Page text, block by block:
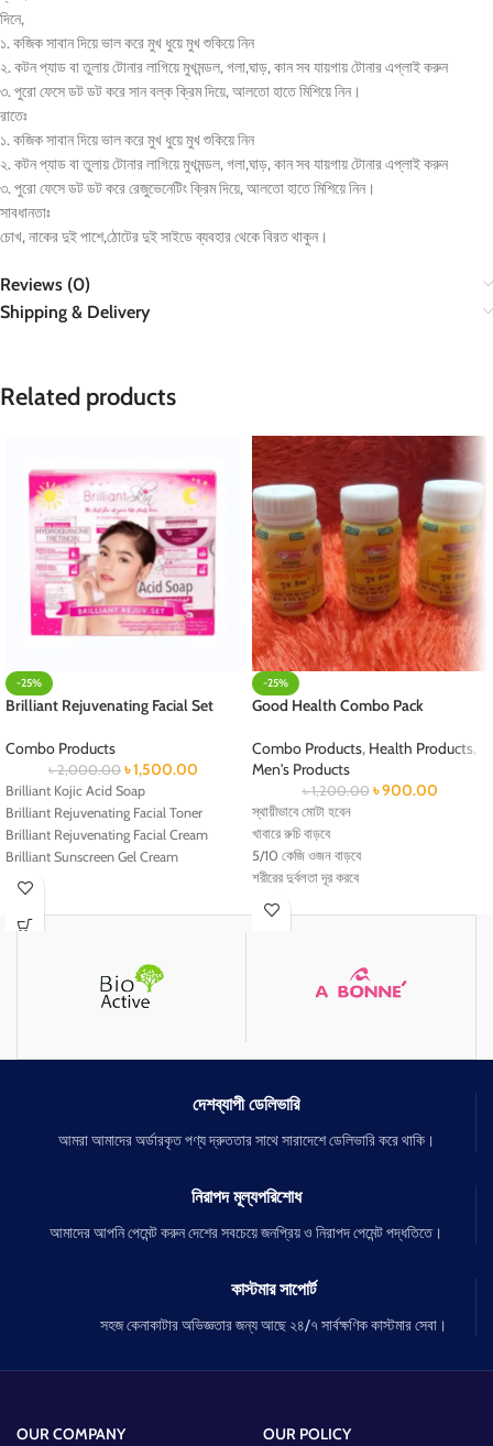
দিনে,
১. কজিক সাবান দিয়ে ভাল করে মুখ ধুয়ে মুখ শুকিয়ে নিন
২. কটন প্যাড বা তুলায় টোনার লাগিয়ে মুখমন্ডল, গলা,ঘাড়, কান সব যায়গায় টোনার এপ্লাই করুন
৩. পুরো ফেসে ডট ডট করে সান বল্ক ক্রিম দিয়ে, আলতো হাতে মিশিয়ে নিন।
রাতেঃ
১. কজিক সাবান দিয়ে ভাল করে মুখ ধুয়ে মুখ শুকিয়ে নিন
২. কটন প্যাড বা তুলায় টোনার লাগিয়ে মুখমন্ডল, গলা,ঘাড়, কান সব যায়গায় টোনার এপ্লাই করুন
৩. পুরো ফেসে ডট ডট করে রেজুভেনেটিং ক্রিম দিয়ে, আলতো হাতে মিশিয়ে নিন।
সাবধানতাঃ
চোখ, নাকের দুই পাশে,ঠোটের দুই সাইডে ব্যবহার থেকে বিরত থাকুন।
Reviews (0)
Shipping & Delivery
Related products
-25%
Brilliant Rejuvenating Facial Set
Combo Products
৳2,000.00 ৳1,500.00
Brilliant Kojic Acid Soap
Brilliant Rejuvenating Facial Toner
Brilliant Rejuvenating Facial Cream
Brilliant Sunscreen Gel Cream
-25%
Good Health Combo Pack
Combo Products, Health Products,
Men's Products
৳1,200.00 ৳900.00
স্থায়ীভাবে মোটা হবেন
খাবারে রুচি বাড়বে
5/10 কেজি ওজন বাড়বে
শরীরের দুর্বলতা দূর করবে
ছেলে এবং মেয়ে উভয় সেবন করতে পারবেন
সম্পূর্ণ সাইড এফেক্ট ছাড়া
FDA approved তাই Side Effecsts এর ভয়
দেশব্যাপী ডেলিভারি
আমরা আমাদের অর্ডারকৃত পণ্য দ্রুততার সাথে সারাদেশে ডেলিভারি করে থাকি।
নিরাপদ মূল্যপরিশোধ
আমাদের আপনি পেমেন্ট করুন দেশের সবচেয়ে জনপ্রিয় ও নিরাপদ পেমেন্ট পদ্ধতিতে।
কাস্টমার সাপোর্ট
সহজ কেনাকাটার অভিজ্ঞতার জন্য আছে ২৪/৭ সার্বক্ষণিক কাস্টমার সেবা।
OUR COMPANY
OUR POLICY